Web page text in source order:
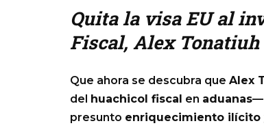
Quita la visa EU al
Fiscal, Alex
Que ahora se descubra que Alex
del huachicol fiscal en aduanas—
presunto enriquecimiento ilícito